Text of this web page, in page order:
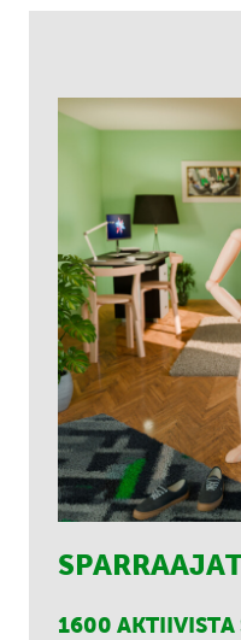
1600 AKTIIVISTA